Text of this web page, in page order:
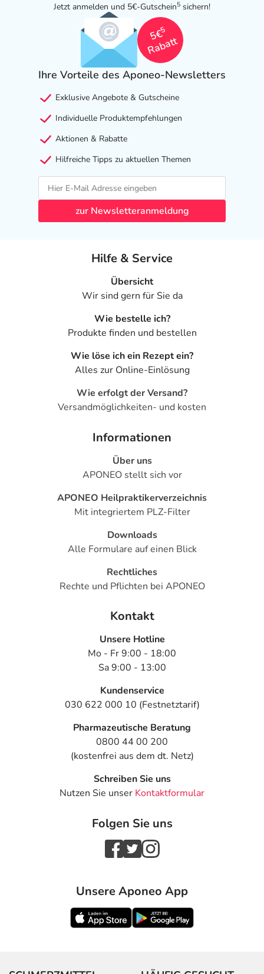
Jetzt anmelden und 5€-Gutschein5 sichern!
5€
5
Rabatt
Ihre Vorteile des Aponeo-Newsletters
Exklusive Angebote & Gutscheine
Individuelle Produktempfehlungen
Aktionen & Rabatte
Hilfreiche Tipps zu aktuellen Themen
zur Newsletteranmeldung
Hilfe & Service
Übersicht
Wir sind gern für Sie da
Wie bestelle ich?
Produkte finden und bestellen
Wie löse ich ein Rezept ein?
Alles zur Online-Einlösung
Wie erfolgt der Versand?
Versandmöglichkeiten- und kosten
Informationen
Über uns
APONEO stellt sich vor
APONEO Heilpraktikerverzeichnis
Mit integriertem PLZ-Filter
Downloads
Alle Formulare auf einen Blick
Rechtliches
Rechte und Pflichten bei APONEO
Kontakt
Unsere Hotline
Mo - Fr 9:00 - 18:00
Sa 9:00 - 13:00
Kundenservice
030 622 000 10 (Festnetztarif)
Pharmazeutische Beratung
0800 44 00 200
(kostenfrei aus dem dt. Netz)
Schreiben Sie uns
Nutzen Sie unser Kontaktformular
Folgen Sie uns
Unsere Aponeo App